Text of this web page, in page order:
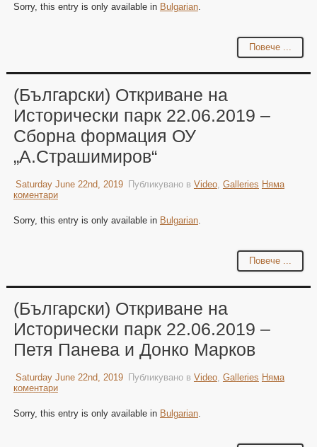
Sorry, this entry is only available in Bulgarian.
Повече ...
(Български) Откриване на
Исторически парк 22.06.2019 –
Сборна формация ОУ
„А.Страшимиров“
Saturday June 22nd, 2019 Публикувано в Video, Galleries Няма
коментари
Sorry, this entry is only available in Bulgarian.
Повече ...
(Български) Откриване на
Исторически парк 22.06.2019 –
Петя Панева и Донко Марков
Saturday June 22nd, 2019 Публикувано в Video, Galleries Няма
коментари
Sorry, this entry is only available in Bulgarian.